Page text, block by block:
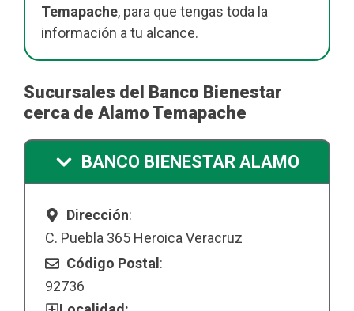
Temapache, para que tengas toda la
información a tu alcance.
Sucursales del Banco Bienestar
cerca de Alamo Temapache
BANCO BIENESTAR ALAMO
Dirección:
C. Puebla 365 Heroica Veracruz
Código Postal :
92736